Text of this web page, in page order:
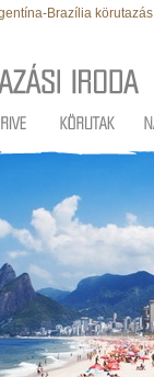
Brazília körutazás